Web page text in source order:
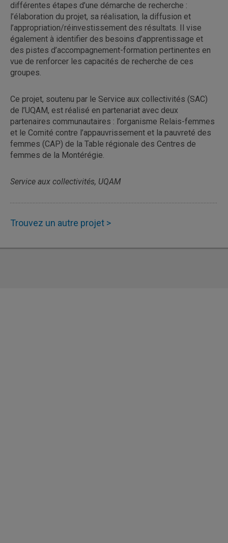
différentes étapes d’une démarche de recherche :
l’élaboration du projet, sa réalisation, la diffusion et
l’appropriation/réinvestissement des résultats. Il vise
également à identifier des besoins d’apprentissage et
des pistes d’accompagnement-formation pertinentes en
vue de renforcer les capacités de recherche de ces
groupes.
Ce projet, soutenu par le Service aux collectivités (SAC)
de l’UQAM, est réalisé en partenariat avec deux
partenaires communautaires : l’organisme Relais-femmes
et le Comité contre l’appauvrissement et la pauvreté des
femmes (CAP) de la Table régionale des Centres de
femmes de la Montérégie.
Service aux collectivités, UQAM
Trouvez un autre projet >